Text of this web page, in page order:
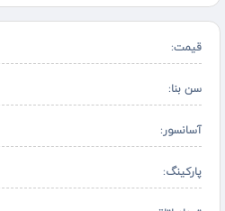
که حس خصوصی‌تری به شما می‌دهد.
▪︎▪︎ساخته شده با سازه‌ای محکم و مقاوم▪︎▪︎
توسط سازنده‌ای معتبر و شناخته‌شده.
"**"دسترسی عالی"**" به مراکز خرید،
°• کیفیت ساخت بالا •°که این مکان را
قیمت:
سن بنا:
آسانسور:
پارکینگ: